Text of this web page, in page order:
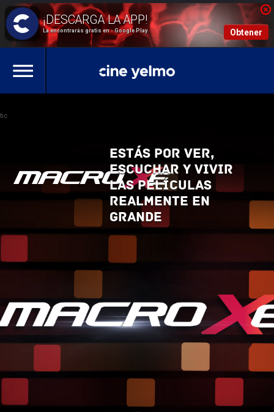
La encontrarás gratis en - Google Play Obtener
Estás por ver,
escuchar y vivir
las películas
realmente en
grande
tic